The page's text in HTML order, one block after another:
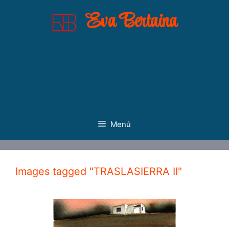
Eva Bertaina
Menú
Images tagged "TRASLASIERRA II"